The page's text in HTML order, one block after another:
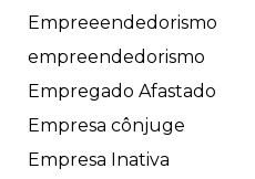
Empreeendedorismo
empreendedorismo
Empregado Afastado
Empresa cônjuge
Empresa Inativa